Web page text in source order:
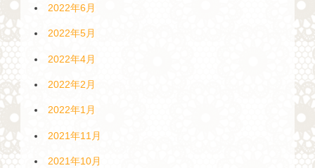
2022年6月
2022年5月
2022年4月
2022年2月
2022年1月
2021年11月
2021年10月